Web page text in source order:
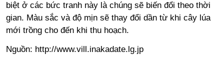
biệt ở các bức tranh này là chúng sẽ biến đổi theo thời
gian. Màu sắc và độ mịn sẽ thay đổi dần từ khi cây lúa
mới trồng cho đến khi thu hoạch.
Nguồn: http://www.vill.inakadate.lg.jp